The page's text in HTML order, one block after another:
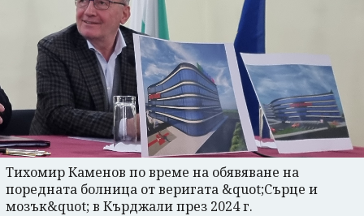
Тихомир Каменов по време на обявяване на
поредната болница от веригата &quot;Сърце и
мозък&quot; в Кърджали през 2024 г.